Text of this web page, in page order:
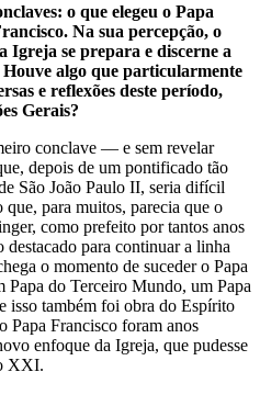
o que elegeu o Papa
Na sua percepção, o
Igreja se prepara e discerne a
algo que particularmente
e reflexões deste período,
Gerais?
conclave — e sem revelar
depois de um pontificado tão
São João Paulo II, seria difícil
para muitos, parecia que o
como prefeito por tantos anos
para continuar a linha
o momento de suceder o Papa
Papa do Terceiro Mundo, um Papa
também foi obra do Espírito
Papa Francisco foram anos
enfoque da Igreja, que pudesse
XXI.